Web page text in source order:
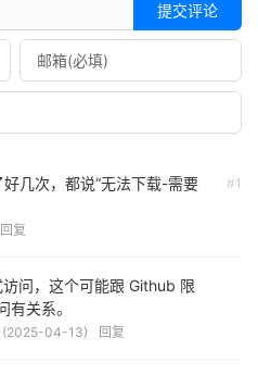
提交评论
#1
几次，都说“无法下载-需要
回复
问，这个可能跟 Github 限
有关系。
(2025-04-13) 回复